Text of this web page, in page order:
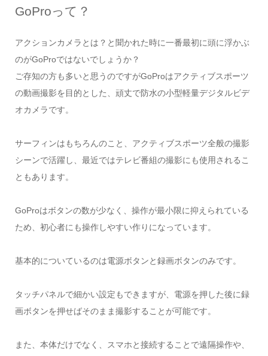
GoProって？
アクションカメラとは？と聞かれた時に一番最初に頭に浮かぶ
のがGoProではないでしょうか？
ご存知の方も多いと思うのですがGoProはアクティブスポーツ
の動画撮影を目的とした、頑丈で防水の小型軽量デジタルビデ
オカメラです。
サーフィンはもちろんのこと、アクティブスポーツ全般の撮影
シーンで活躍し、最近ではテレビ番組の撮影にも使用されるこ
ともあります。
GoProはボタンの数が少なく、操作が最小限に抑えられている
ため、初心者にも操作しやすい作りになっています。
基本的についているのは電源ボタンと録画ボタンのみです。
タッチパネルで細かい設定もできますが、電源を押した後に録
画ボタンを押せばそのまま撮影することが可能です。
また、本体だけでなく、スマホと接続することで遠隔操作や、